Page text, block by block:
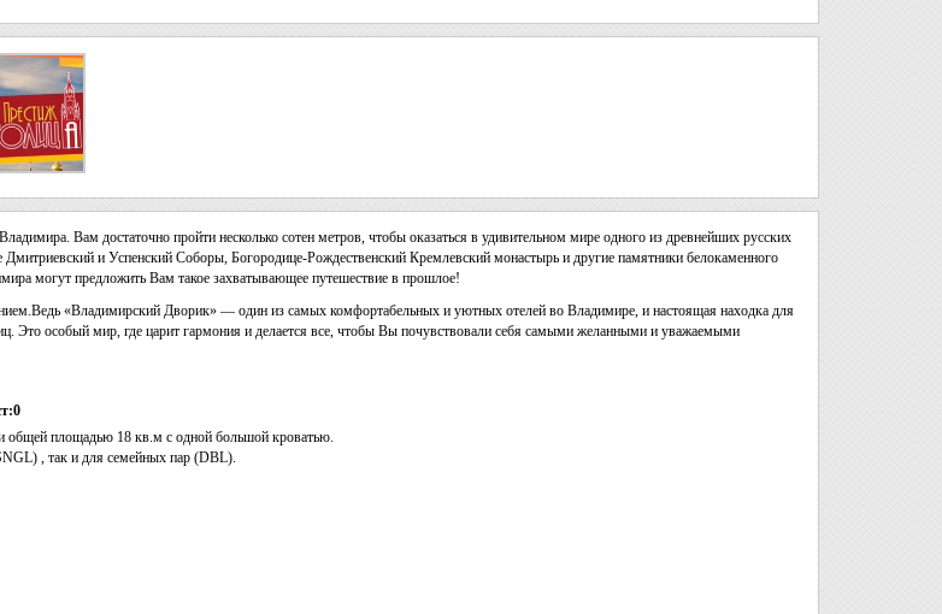
Вам достаточно пройти несколько сотен метров, чтобы оказаться в удивительном мире одного из древнейших русских
Дмитриевский и Успенский Соборы, Богородице-Рождественский Кремлевский монастырь и другие памятники белокаменного
могут предложить Вам такое захватывающее путешествие в прошлое!
«Владимирский Дворик» — один из самых комфортабельных и уютных отелей во Владимире, и настоящая находка для
Это особый мир, где царит гармония и делается все, чтобы Вы почувствовали себя самыми желанными и уважаемыми
площадью 18 кв.м с одной большой кроватью.
, так и для семейных пар (DBL).